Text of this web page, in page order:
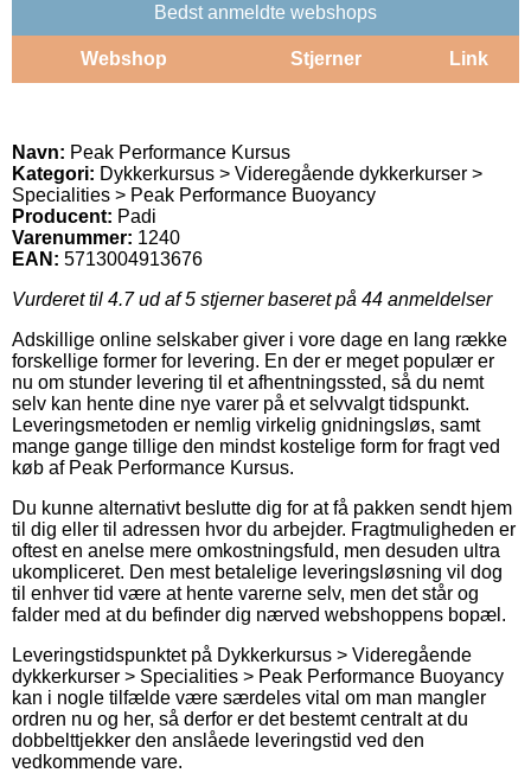
Bedst anmeldte webshops
Webshop Stjerner Link
Navn: Peak Performance Kursus
Kategori: Dykkerkursus > Videregående dykkerkurser >
Specialities > Peak Performance Buoyancy
Producent: Padi
Varenummer: 1240
EAN: 5713004913676
Vurderet til 4.7ud af 5 stjerner baseret på 44 anmeldelser
Adskillige online selskaber giver i vore dage en lang række
forskellige former for levering. En der er meget populær er
nu om stunder levering til et afhentningssted, så du nemt
selv kan hente dine nye varer på et selvvalgt tidspunkt.
Leveringsmetoden er nemlig virkelig gnidningsløs, samt
mange gange tillige den mindst kostelige form for fragt ved
køb af Peak Performance Kursus.
Du kunne alternativt beslutte dig for at få pakken sendt hjem
til dig eller til adressen hvor du arbejder. Fragtmuligheden er
oftest en anelse mere omkostningsfuld, men desuden ultra
ukompliceret. Den mest betalelige leveringsløsning vil dog
til enhver tid være at hente varerne selv, men det står og
falder med at du befinder dig nærved webshoppens bopæl.
Leveringstidspunktet på Dykkerkursus > Videregående
dykkerkurser > Specialities > Peak Performance Buoyancy
kan i nogle tilfælde være særdeles vital om man mangler
ordren nu og her, så derfor er det bestemt centralt at du
dobbelttjekker den anslåede leveringstid ved den
vedkommende vare.